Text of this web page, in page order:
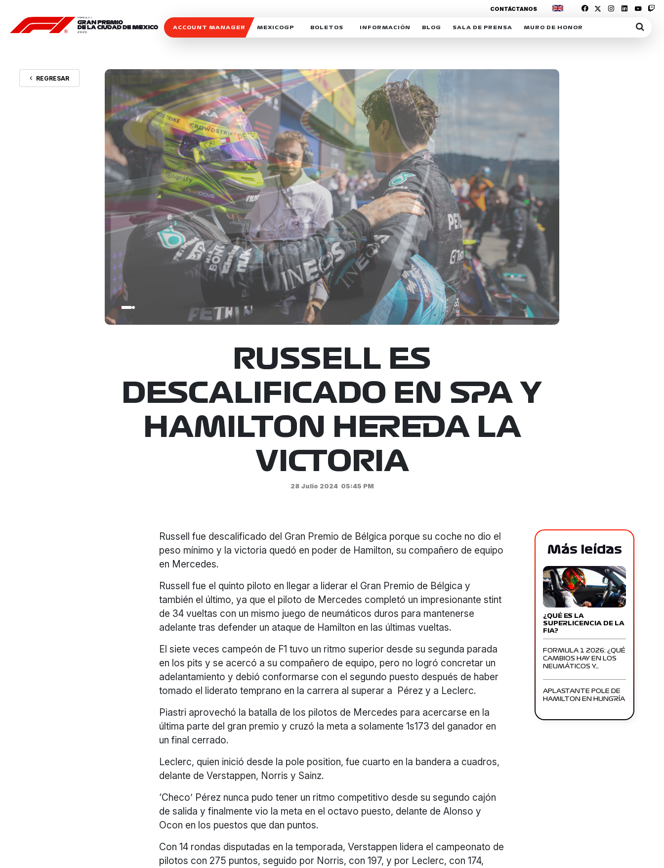
ACCOUNT MANAGER MEXICOGP
SOSTENIBILIDAD
CELEBRA CON NOSOTROS
BOLETOS INFORMACIÓN
DERECHO DE PRIMERA OPCIÓN
REFORESTEMOS JUNTOS
MOTORSPORT ACADEMY
VOLUNTARIOS
EXPOSICIÓN FOTOGRÁFICA
CAMPEONATO
PATROCINADORES
LEGALES TICKETMASTER
BLOG
INTERACTIVOS
SALA DE PRENSA MURO DE HONOR
CONTÁCTANOS
REGRESAR
RUSSELL ES
DESCALIFICADO EN SPA Y
HAMILTON HEREDA LA
VICTORIA
28 Julio 2024 05:45 PM
Russell fue descalificado del Gran Premio de Bélgica porque su coche no dio el
peso mínimo y la victoria quedó en poder de Hamilton, su compañero de equipo
en Mercedes.
Russell fue el quinto piloto en llegar a liderar el Gran Premio de Bélgica y
también el último, ya que el piloto de Mercedes completó un impresionante stint
de 34 vueltas con un mismo juego de neumáticos duros para mantenerse
adelante tras defender un ataque de Hamilton en las últimas vueltas.
El siete veces campeón de F1 tuvo un ritmo superior desde su segunda parada
en los pits y se acercó a su compañero de equipo, pero no logró concretar un
adelantamiento y debió conformarse con el segundo puesto después de haber
tomado el liderato temprano en la carrera al superar a Pérez y a Leclerc.
Piastri aprovechó la batalla de los pilotos de Mercedes para acercarse en la
última parte del gran premio y cruzó la meta a solamente 1s173 del ganador en
un final cerrado.
Leclerc, quien inició desde la pole position, fue cuarto en la bandera a cuadros,
delante de Verstappen, Norris y Sainz.
‘Checo’ Pérez nunca pudo tener un ritmo competitivo desde su segundo cajón
de salida y finalmente vio la meta en el octavo puesto, delante de Alonso y
Ocon en los puestos que dan puntos.
Con 14 rondas disputadas en la temporada, Verstappen lidera el campeonato de
pilotos con 275 puntos, seguido por Norris, con 197, y por Leclerc, con 174,
Más leídas
¿QUÉ ES LA
SUPERLICENCIA DE LA
FIA?
FORMULA 1 2026: ¿QUÉ
CAMBIOS HAY EN LOS
NEUMÁTICOS Y…
APLASTANTE POLE DE
HAMILTON EN HUNGRÍA